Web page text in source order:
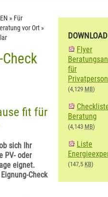
» Für
vor Ort »
fit für
sich Ihr
PV- oder
eignet.
Check
DOWNLOAD
Flyer
für
(4,129 MB)
Beratung
(4,143 MB)
Liste
(147,5 KB)